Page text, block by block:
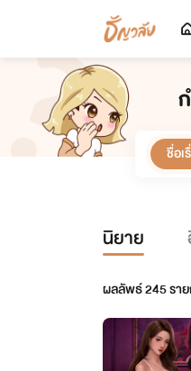
ชื่อเ
นิยาย
ผลลัพธ์245รา